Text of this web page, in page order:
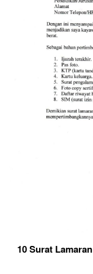
10 Surat